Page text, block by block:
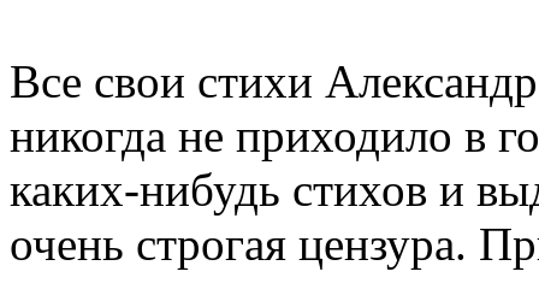
Все свои стихи
никогда не приходило в
каких-нибудь стихов и
очень строгая цензура.